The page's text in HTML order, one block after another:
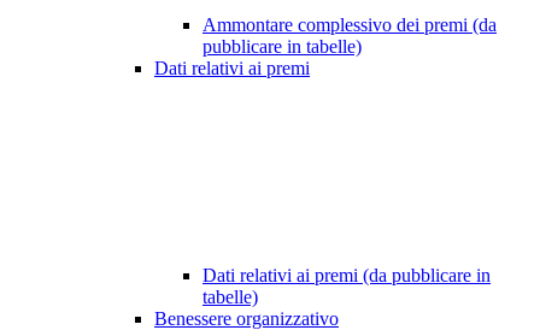
Ammontare complessivo dei premi (da
pubblicare in tabelle)
Dati relativi ai premi
Dati relativi ai premi (da pubblicare in
tabelle)
Benessere organizzativo